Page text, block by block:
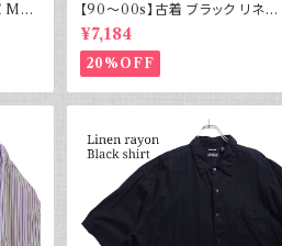
M43
【90～00s】古着 ブラック リネン
コットンシャツ 黒 ボックスシルエッ
ト
¥7,184
20%OFF